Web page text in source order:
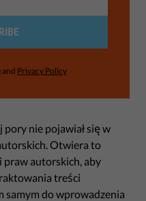
and Privacy Policy
pory nie pojawiał się w
Otwiera to
praw autorskich, aby
treści
samym do wprowadzenia